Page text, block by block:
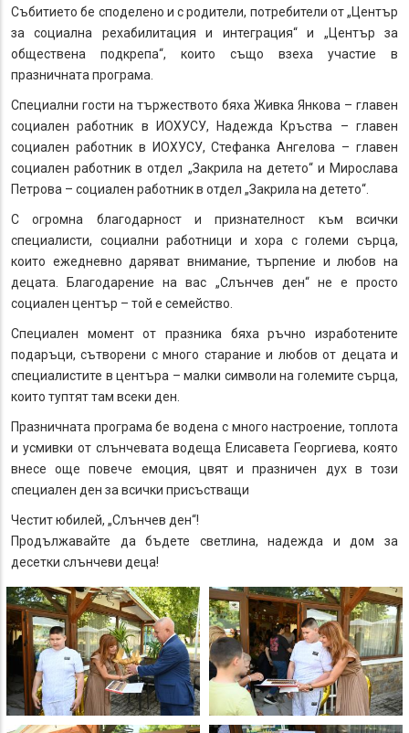
Събитието бе споделено и с родители, потребители от „Център
за социална рехабилитация и интеграция“ и „Център за
обществена подкрепа“, които също взеха участие в
празничната програма.
Специални гости на тържеството бяха Живка Янкова – главен
социален работник в ИОХУСУ, Надежда Кръства – главен
социален работник в ИОХУСУ, Стефанка Ангелова – главен
социален работник в отдел „Закрила на детето“ и Мирослава
Петрова – социален работник в отдел „Закрила на детето“.
С огромна благодарност и признателност към всички
специалисти, социални работници и хора с големи сърца,
които ежедневно даряват внимание, търпение и любов на
децата. Благодарение на вас „Слънчев ден“ не е просто
социален център – той е семейство.
Специален момент от празника бяха ръчно изработените
подаръци, сътворени с много старание и любов от децата и
специалистите в центъра – малки символи на големите сърца,
които туптят там всеки ден.
Празничната програма бе водена с много настроение, топлота
и усмивки от слънчевата водеща Елисавета Георгиева, която
внесе още повече емоция, цвят и празничен дух в този
специален ден за всички присъстващи
Честит юбилей, „Слънчев ден“!
Продължавайте да бъдете светлина, надежда и дом за
десетки слънчеви деца!